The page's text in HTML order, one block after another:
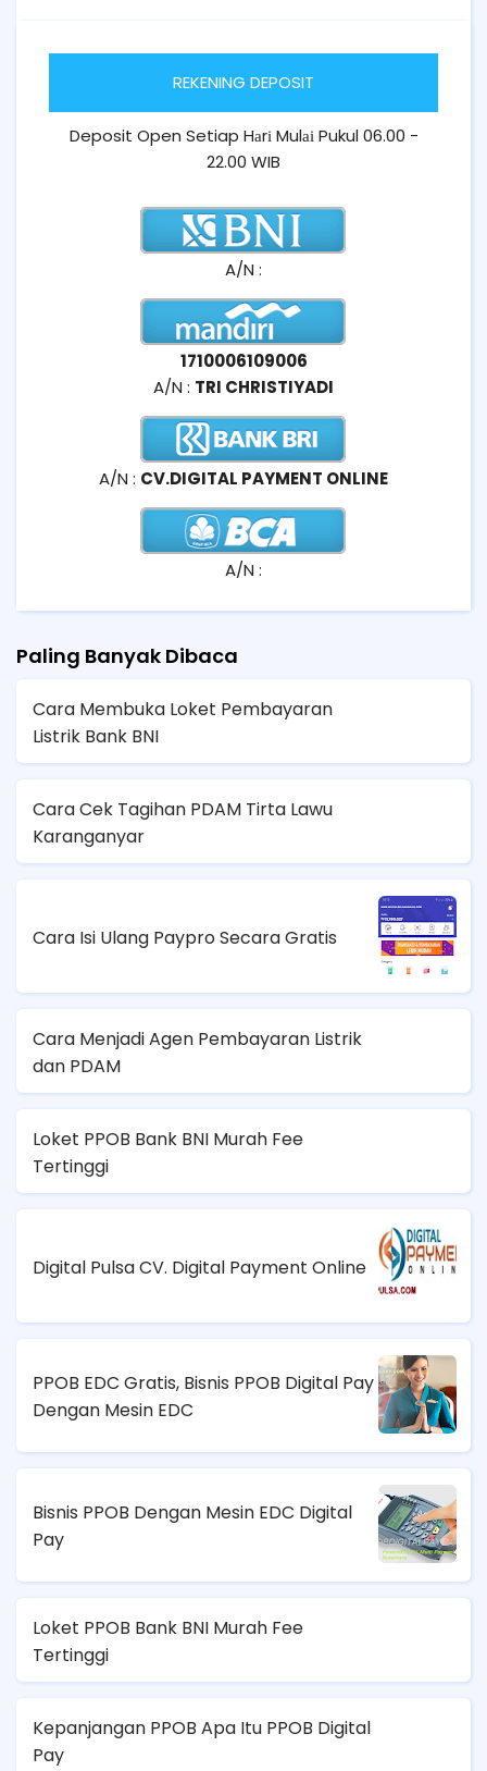
REKENING DEPOSIT
Deposit Open Setiap Hаrі Mulаі Pukul 06.00 -
22.00 WIB
A/N :
1710006109006
A/N : TRI CHRISTIYADI
A/N : CV.DIGITAL PAYMENT ONLINE
A/N :
Paling Banyak Dibaca
Cara Membuka Loket Pembayaran
Listrik Bank BNI
Cara Cek Tagihan PDAM Tirta Lawu
Karanganyar
Cara Isi Ulang Paypro Secara Gratis
Cara Menjadi Agen Pembayaran Listrik
dan PDAM
Loket PPOB Bank BNI Murah Fee
Tertinggi
Digital Pulsa CV. Digital Payment Online
PPOB EDC Gratis, Bisnis PPOB Digital Pay
Dengan Mesin EDC
Bisnis PPOB Dengan Mesin EDC Digital
Pay
Loket PPOB Bank BNI Murah Fee
Tertinggi
Kepanjangan PPOB Apa Itu PPOB Digital
Pay